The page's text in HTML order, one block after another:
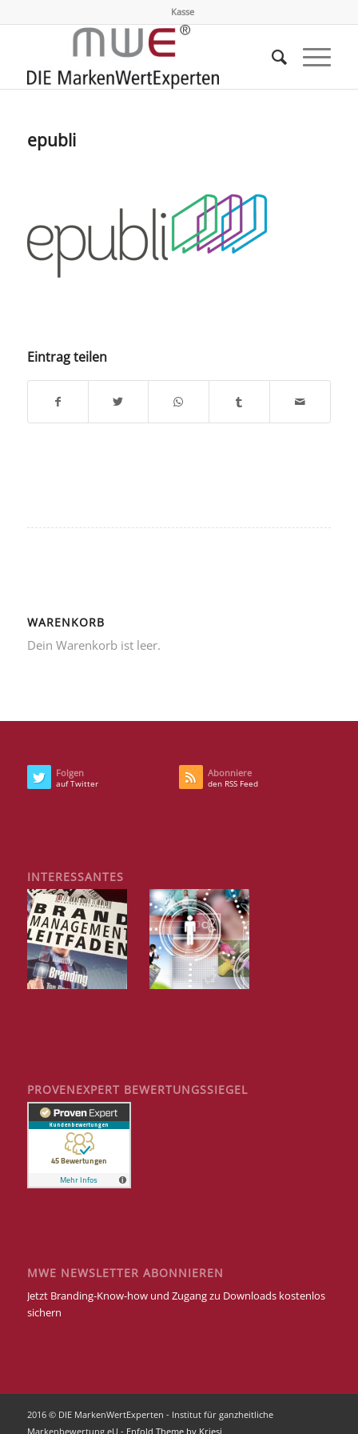
Kasse
epubli
Eintrag teilen
WARENKORB
Dein Warenkorb ist leer.
Folgen
auf Twitter
Abonniere
den RSS Feed
INTERESSANTES
PROVENEXPERT BEWERTUNGSSIEGEL
MWE NEWSLETTER ABONNIEREN
Jetzt Branding-Know-how und Zugang zu Downloads kostenlos
sichern
2016 © DIE MarkenWertExperten - Institut für ganzheitliche
Markenbewertung eU - Enfold Theme by Kriesi